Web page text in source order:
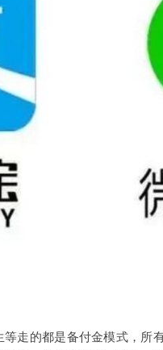
走的都是备付金模式，所